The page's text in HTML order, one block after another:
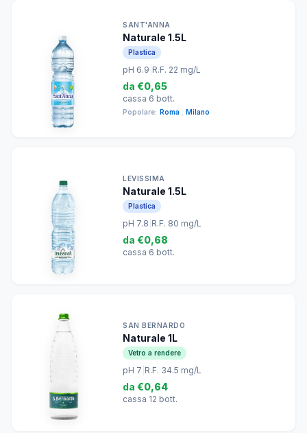
SANT'ANNA
Naturale 1.5L
Plastica
pH 6.9 R.F. 22 mg/L
da €0,65
cassa 6 bott.
Popolare: Roma Milano
LEVISSIMA
Naturale 1.5L
Plastica
pH 7.8 R.F. 80 mg/L
da €0,68
cassa 6 bott.
SAN BERNARDO
Naturale 1L
Vetro a rendere
pH 7 R.F. 34.5 mg/L
da €0,64
cassa 12 bott.